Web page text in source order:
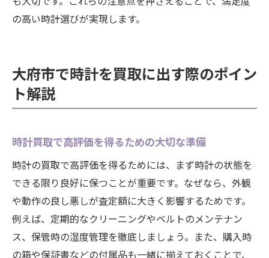
大切な時計を安心して売るための心構え
思い入れある時計の買取体験談を参考に
の高い時計選びが実現します。
大府市で時計を買取に出す際のポイン
ト解説
時計買取で高評価を得るための大切な準備
時計の買取で高評価を得るためには、まず時計の状態を
できる限り良好に保つことが重要です。なぜなら、外観
や動作の良し悪しが査定額に大きく影響するためです。
例えば、定期的なクリーニングやベルトのメンテナン
ス、保管時の湿度管理を徹底しましょう。また、購入時
の箱や保証書などの付属品も一緒に揃えておくことで、